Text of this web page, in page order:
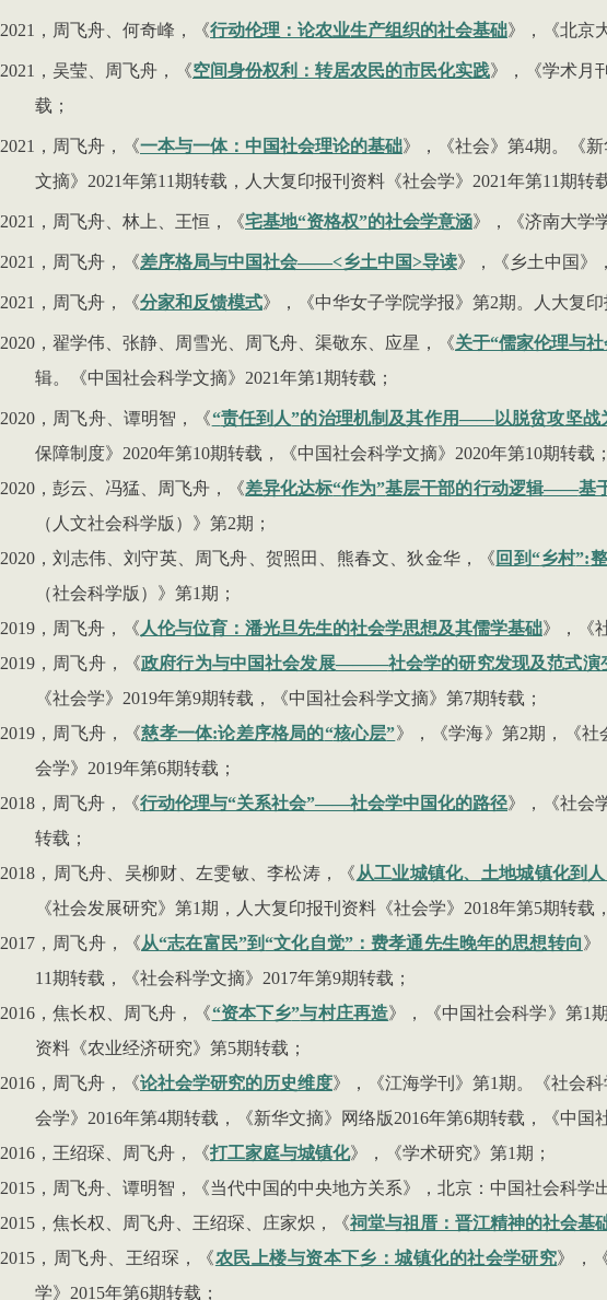
2021 ，周飞舟、何奇峰，《行动伦理：论农业生产组织的社会基础》，《北京
2021 ，吴莹、周飞舟，《空间身份权利：转居农民的市民化实践》，《学术月
载；
2021 ，周飞舟，《一本与一体：中国社会理论的基础》，《社会》第4期。《新
文摘》 2021年第11期转载，人大复印报刊资料《社会学》 2021年第11期转
2021 ，周飞舟、林上、王恒，《宅基地“资格权”的社会学意涵》，《济南大学
2021 ，周飞舟，《差序格局与中国社会——<乡土中国>导读》，《乡土中国》
2021 ，周飞舟，《分家和反馈模式》，《中华女子学院学报》第2期。人大复印
2020 ，翟学伟、张静、周雪光、周飞舟、渠敬东、应星，《关于“儒家伦理与
辑。《中国社会科学文摘》 2021年第1期转载；
2020 ，周飞舟、谭明智，《“责任到人”的治理机制及其作用——以脱贫攻坚战
保障制度》 2020年第10期转载，《中国社会科学文摘》 2020年第10期转载；
2020 ，彭云、冯猛、周飞舟，《差异化达标“作为”基层干部的行动逻辑——基
（人文社会科学版）》第2期；
2020 ，刘志伟、刘守英、周飞舟、贺照田、熊春文、狄金华，《 回到“乡村”:
（社会科学版）》第1期；
2019 ，周飞舟，《 人伦与位育：潘光旦先生的社会学思想及其儒学基础》，《
2019 ，周飞舟，《政府行为与中国社会发展———社会学的研究发现及范式演
《社会学》 2019年第9期转载，《中国社会科学文摘》第7期转载；
2019 ，周飞舟，《慈孝一体:论差序格局的“核心层”》，《学海》第2期，《社
会学》 2019年第6期转载；
2018 ，周飞舟，《行动伦理与“关系社会”——社会学中国化的路径》，《社会
转载；
2018 ，周飞舟、吴柳财、左雯敏、李松涛，《 从工业城镇化、土地城镇化到
《社会发展研究》第1期，人大复印报刊资料《社会学》 2018年第5期转载
2017 ，周飞舟，《从“志在富民”到“文化自觉”：费孝通先生晚年的思想转向》
11期转载，《社会科学文摘》 2017年第9期转载；
2016 ，焦长权、周飞舟，《“资本下乡”与村庄再造》，《中国社会科学》第1
资料《农业经济研究》第5期转载；
2016 ，周飞舟，《论社会学研究的历史维度》，《江海学刊》第1期。《社会科
会学》 2016年第4期转载，《新华文摘》网络版2016年第6期转载，《中国
2016 ，王绍琛、周飞舟，《打工家庭与城镇化》，《学术研究》第1期；
2015 ，周飞舟、谭明智，《当代中国的中央地方关系》，北京：中国社会科学
2015 ，焦长权、周飞舟、王绍琛、庄家炽 ，《祠堂与祖厝：晋江精神的社会基
2015 ，周飞舟、王绍琛，《农民上楼与资本下乡：城镇化的社会学研究》，
学》 2015年第6期转载；